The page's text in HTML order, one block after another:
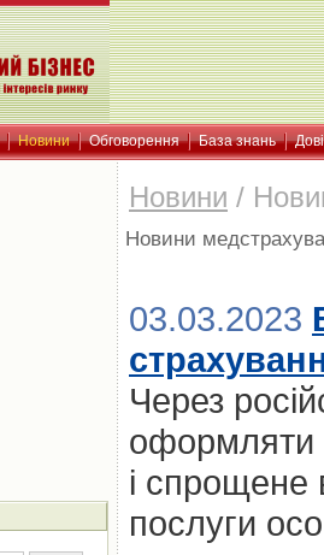
Новини Обговорення База знань
Новини /
Новини
03.03.2023
Через
оформляти
і спрощене
послуги